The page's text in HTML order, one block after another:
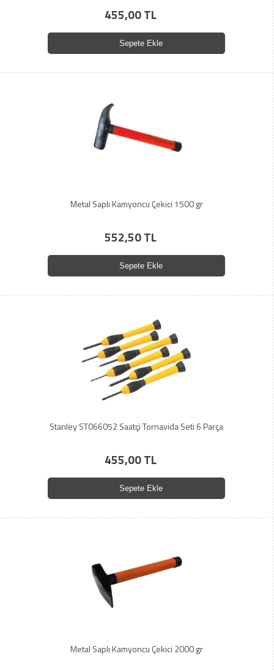
455,00 TL
Sepete Ekle
Metal Saplı Kamyoncu Çekici 1500 gr
552,50 TL
Sepete Ekle
Stanley ST066052 Saatçi Tornavida Seti 6 Parça
455,00 TL
Sepete Ekle
Metal Saplı Kamyoncu Çekici 2000 gr